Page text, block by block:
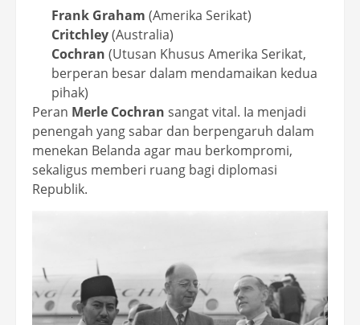
Frank Graham (Amerika Serikat)
Critchley(Australia)
Cochran (Utusan Khusus Amerika Serikat,
berperan besar dalam mendamaikan kedua
pihak)
Peran Merle Cochran sangat vital. Ia menjadi
penengah yang sabar dan berpengaruh dalam
menekan Belanda agar mau berkompromi,
sekaligus memberi ruang bagi diplomasi
Republik.